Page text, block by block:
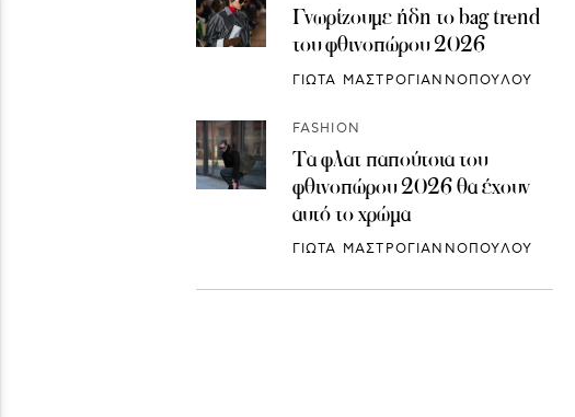
Γνωρίζουμε ήδη το bag trend
του φθινοπώρου 2026
ΓΙΩΤΑ ΜΑΣΤΡΟΓΙΑΝΝΟΠΟΥΛΟΥ
FASHION
Τα φλατ παπούτσια του
φθινοπώρου 2026 θα έχουν
αυτό το χρώμα
ΓΙΩΤΑ ΜΑΣΤΡΟΓΙΑΝΝΟΠΟΥΛΟΥ